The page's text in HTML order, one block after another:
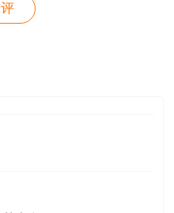
老师